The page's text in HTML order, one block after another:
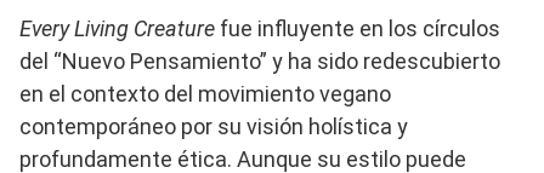
Every Living Creature fue influyente en los círculos
del “Nuevo Pensamiento” y ha sido redescubierto
en el contexto del movimiento vegano
contemporáneo por su visión holística y
profundamente ética. Aunque su estilo puede